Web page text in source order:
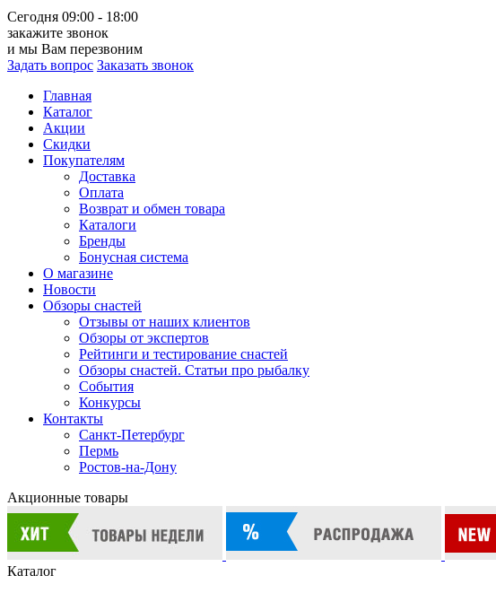
Сегодня 09:00 - 18:00
закажите звонок
и мы Вам перезвоним
Задать вопрос Заказать звонок
Главная
Каталог
Акции
Скидки
Покупателям
Доставка
Оплата
Возврат и обмен товара
Каталоги
Бренды
Бонусная система
О магазине
Новости
Обзоры снастей
Отзывы от наших клиентов
Обзоры от экспертов
Рейтинги и тестирование снастей
Обзоры снастей. Статьи про рыбалку
События
Конкурсы
Контакты
Санкт-Петербург
Пермь
Ростов-на-Дону
Акционные товары
Каталог